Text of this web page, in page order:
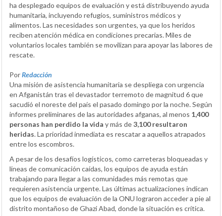
ha desplegado equipos de evaluación y está distribuyendo ayuda
humanitaria, incluyendo refugios, suministros médicos y
alimentos. Las necesidades son urgentes, ya que los heridos
reciben atención médica en condiciones precarias. Miles de
voluntarios locales también se movilizan para apoyar las labores de
rescate.
PorRedacción
Una misión de asistencia humanitaria se despliega con urgencia
en Afganistán tras el devastador terremoto de magnitud 6 que
sacudió el noreste del país el pasado domingo por la noche. Según
informes preliminares de las autoridades afganas, al menos 1,400
personas han perdido la vida y más de3,100 resultaron
heridas. La prioridad inmediata es rescatar a aquellos atrapados
entre los escombros.
A pesar de los desafíos logísticos, como carreteras bloqueadas y
líneas de comunicación caídas, los equipos de ayuda están
trabajando para llegar a las comunidades más remotas que
requieren asistencia urgente. Las últimas actualizaciones indican
que los equipos de evaluación de la ONU lograron acceder a pie al
distrito montañoso de Ghazi Abad, donde la situación es crítica.